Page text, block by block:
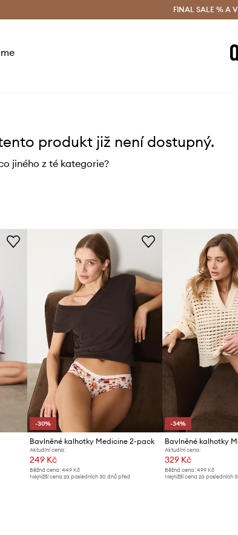
Doručení a vrácení zdarma (od 1800 Kč)
FINAL SALE % A
produkt již není dostupný.
jiného z té kategorie?
-30%
Bavlněné kalhotky Medicine 2-pack
Aktuální cena:
249 Kč
Běžná cena:449 Kč
Nejnižší cena za posledních 30 dnů před
-34%
Bavlněné kalhotky
Aktuální cena:
329 Kč
Běžná cena: 499 Kč
Nejnižší cena za posledních